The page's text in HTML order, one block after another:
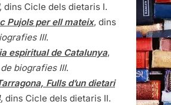
, dins Cicle dels dietaris I.
Pujols per ell mateix, dins
III.
espiritual de Catalunya,
biografies III.
Fulls d’un dietari
, dins Cicle dels dietaris II.